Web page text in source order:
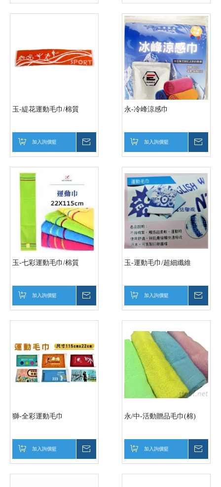
玉-緹花運動毛巾/棉質
加入詢價籃
永-冷峰涼感巾
加入詢價籃
玉-七彩運動毛巾/棉質
加入詢價籃
玉-運動毛巾/超細纖維
加入詢價籃
獅-全彩運動毛巾
加入詢價籃
永/中-活動贈品毛巾(棉)
加入詢價籃